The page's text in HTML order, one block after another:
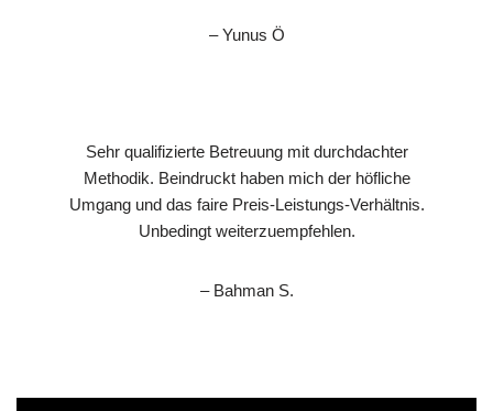
– Yunus Ö
Sehr qualifizierte Betreuung mit durchdachter
Methodik. Beindruckt haben mich der höfliche
Umgang und das faire Preis-Leistungs-Verhältnis.
Unbedingt weiterzuempfehlen.
– Bahman S.